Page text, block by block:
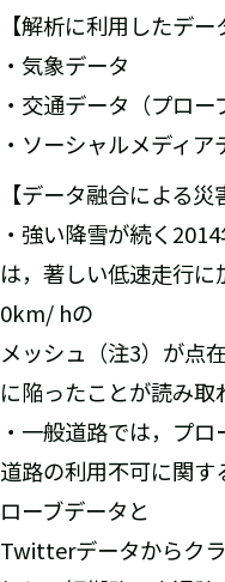
【解析に利用したデー
・気象データ
・交通データ（プロー
・ソーシャルメディ
【データ融合による災
・強い降雪が続く
は，著しい低速走行
0km/ hの
メッシュ（注3）が点
に陥ったことが読み取
・一般道路では，プ
道路の利用不可に関
ローブデータと
Twitterデータからク